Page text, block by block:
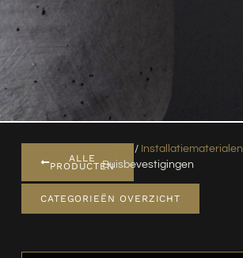
ALLE
PRODUCTEN
/ Installatiematerialen
Buisbevestigingen
CATEGORIEËN OVERZICHT